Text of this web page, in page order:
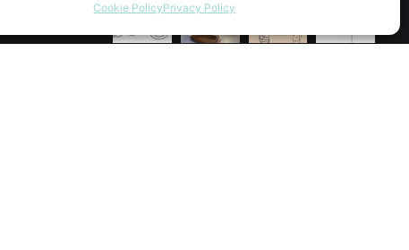
Cookie PolicyPrivacy Policy